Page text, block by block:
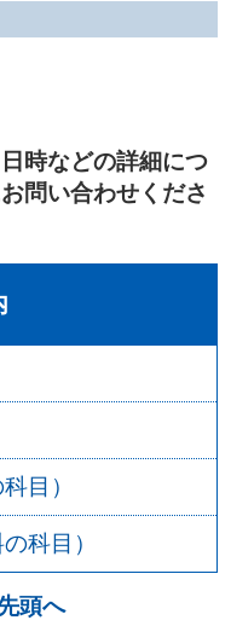
時などの詳細につ
問い合わせくださ
目）
科目）
頭へ